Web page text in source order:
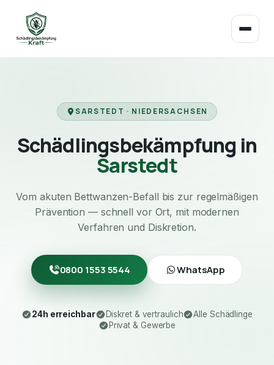
SARSTEDT · NIEDERSACHSEN
Schädlingsbekämpfung in
Sarstedt
Vom akuten Bettwanzen-Befall bis zur regelmäßigen
Prävention — schnell vor Ort, mit modernen
Verfahren und Diskretion.
0800 1553 5544 WhatsApp
24h erreichbar Diskret & vertraulich
Alle Schädlinge
Privat & Gewerbe